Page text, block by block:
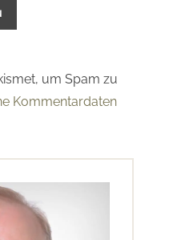
um Spam zu
Kommentardaten